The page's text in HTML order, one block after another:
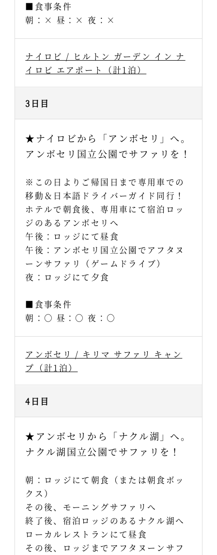
■食事条件
朝：× 昼：× 夜：×
ナイロビ / ヒルトン ガーデン イン ナ
イロビ エアポート（計1泊）
3日目
★ナイロビから「アンボセリ」へ。
アンボセリ国立公園でサファリを！
※この日よりご帰国日まで専用車での
移動＆日本語ドライバーガイド同行！
ホテルで朝食後、専用車にて宿泊ロッ
ジのあるアンボセリへ
午後：ロッジにて昼食
午後：アンボセリ国立公園でアフタヌ
ーンサファリ（ゲームドライブ）
夜：ロッジにて夕食
■食事条件
朝：○ 昼：○ 夜：○
アンボセリ / キリマ サファリ キャン
プ（計1泊）
4日目
★アンボセリから「ナクル湖」へ。
ナクル湖国立公園でサファリを！
朝：ロッジにて朝食（または朝食ボッ
クス）
その後、モーニングサファリへ
終了後、宿泊ロッジのあるナクル湖へ
ローカルレストランにて昼食
その後、ロッジまでアフタヌーンサフ